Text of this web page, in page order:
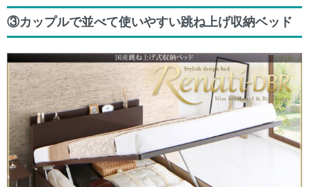
③カップルで並べて使いやすい跳ね上げ収納ベッド